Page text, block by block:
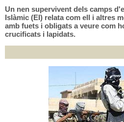
Un nen supervivent dels camps
Islàmic (EI) relata com ell i altres
amb fuets i obligats a veure com
crucificats i lapidats.